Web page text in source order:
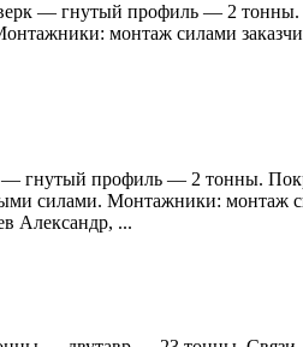
— гнутый профиль — 2 тонны.
монтаж силами
профиль — 2 тонны.
силами. Монтажники: монтаж
...